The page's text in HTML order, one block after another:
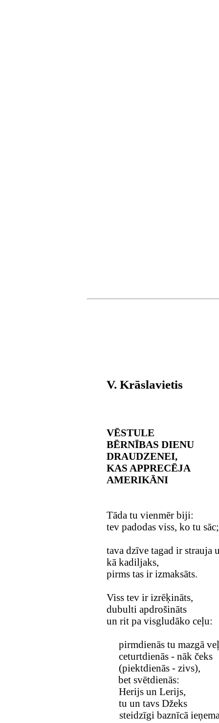
V. Krāslavietis
VĒSTULE
BĒRNĪBAS DIENU
DRAUDZENEI,
KAS APPRECĒJA
AMERIKĀNI
Tāda tu vienmēr biji:
tev padodas viss, ko tu sāc;
tava dzīve tagad ir strauja
kā kadiljaks,
pirms tas ir izmaksāts.
Viss tev ir izrēķināts,
dubulti apdrošināts
un rit pa visgludāko ceļu:
pirmdienās tu mazgā
ceturtdienās - nāk čeks
(piektdienās - zivs),
bet svētdienās:
Herijs un Lerijs,
tu un tavs Džeks
steidzīgi baznīcā